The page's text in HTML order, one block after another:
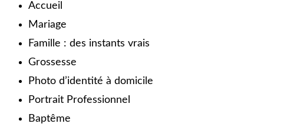
Accueil
Mariage
Famille : des instants vrais
Grossesse
Photo d’identité à domicile
Portrait Professionnel
Baptême